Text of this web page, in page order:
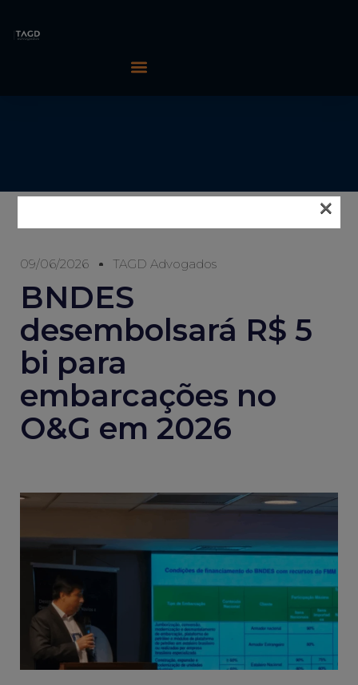
09/06/2026 TAGD Advogados
BNDES
desembolsará R$ 5
bi para
embarcações no
O&G em 2026
×